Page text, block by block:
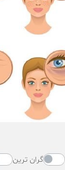
گران ترین